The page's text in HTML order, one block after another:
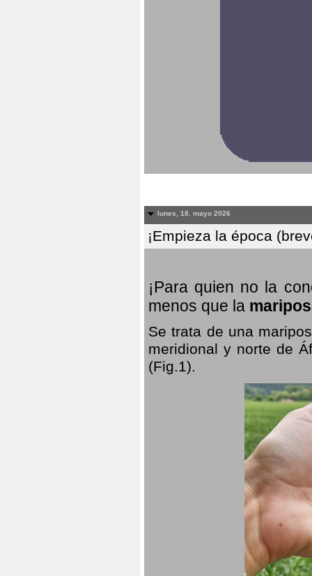
lunes, 18. mayo 2026
¡Empieza la época
¡Para quien no la
menos que la
Se trata de una
meridional y norte de
(Fig.1).